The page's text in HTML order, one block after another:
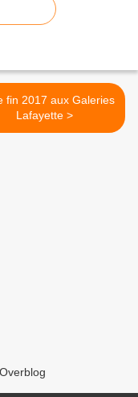
fin 2017 aux Galeries
Lafayette >